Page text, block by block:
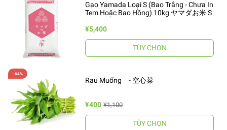
Gạo Yamada Loại S (Bao Trắng - Chưa In
Tem Hoặc Bao Hồng) 10kg ヤマダお米 S
¥5,400
TÙY CHỌN
Rau Muống - 空心菜
¥400 ¥1,100
TÙY CHỌN